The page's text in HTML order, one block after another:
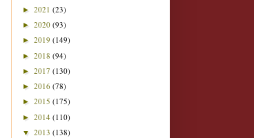
► 2021 (23)
► 2020 (93)
► 2019 (149)
► 2018 (94)
► 2017 (130)
► 2016 (78)
► 2015 (175)
► 2014 (110)
▼ 2013 (138)